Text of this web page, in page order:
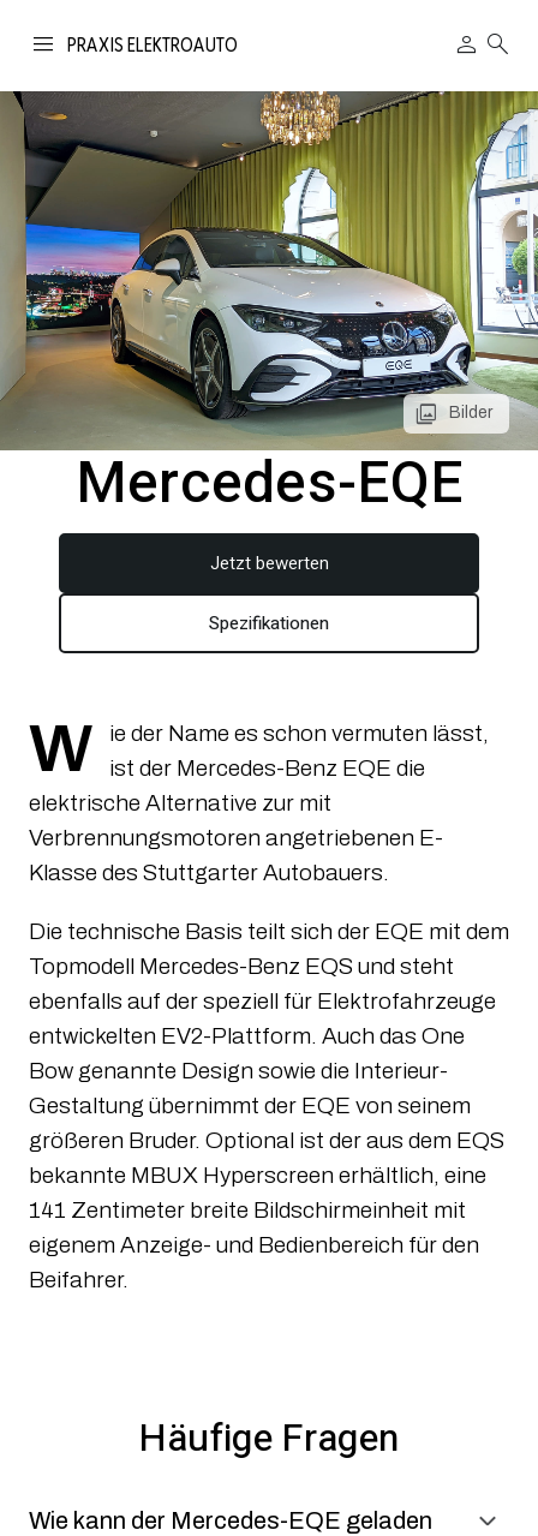
PRAXIS ELEKTROAUTO person search
Bilder
Mercedes-EQE
Jetzt bewerten
Spezifikationen
W
ie der Name es schon vermuten lässt,
ist der Mercedes-Benz EQE die
elektrische Alternative zur mit
Verbrennungsmotoren angetriebenen E-
Klasse des Stuttgarter Autobauers.
Die technische Basis teilt sich der EQE mit dem
Topmodell Mercedes-Benz EQS und steht
ebenfalls auf der speziell für Elektrofahrzeuge
entwickelten EV2-Plattform. Auch das One
Bow genannte Design sowie die Interieur-
Gestaltung übernimmt der EQE von seinem
größeren Bruder. Optional ist der aus dem EQS
bekannte MBUX Hyperscreen erhältlich, eine
141 Zentimeter breite Bildschirmeinheit mit
eigenem Anzeige- und Bedienbereich für den
Beifahrer.
Häufige Fragen
Wie kann der Mercedes-EQE geladen